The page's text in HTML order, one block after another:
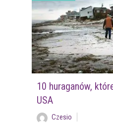
10 huraganów,
USA
Czesio